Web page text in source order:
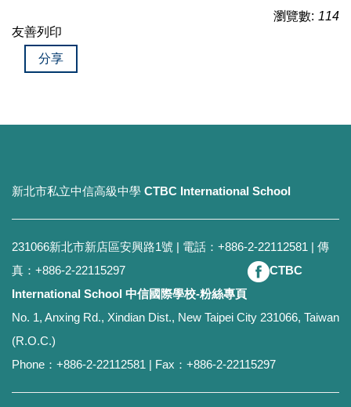
瀏覽數: 114
友善列印
分享
新北市私立中信高級中學 CTBC International School
231066新北市新店區安興路1號 | 電話：+886-2-22112581 | 傳
真：+886-2-22115297
CTBC
International School 中信國際學校-粉絲專頁
No. 1, Anxing Rd., Xindian Dist., New Taipei City 231066, Taiwan
(R.O.C.)
Phone：+886-2-22112581 | Fax：+886-2-22115297